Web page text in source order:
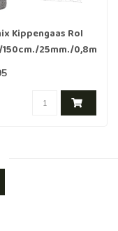
Kippengaas Rol
25mm./0,8mm